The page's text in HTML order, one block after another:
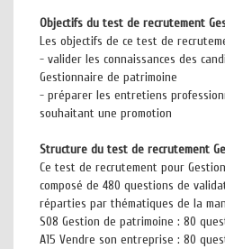
Objectifs du test de recrutement
Les objectifs de ce test de
- valider les connaissances des
Gestionnaire de patrimoine
- préparer les entretiens
souhaitant une promotion
Structure du test de recrutement
Ce test de recrutement pour
composé de 480 questions de
réparties par thématiques de la
S08 Gestion de patrimoine : 80
A15 Vendre son entreprise : 80